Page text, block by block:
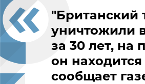
"Британский
уничтожили
за 30 лет, на
он
сообщает